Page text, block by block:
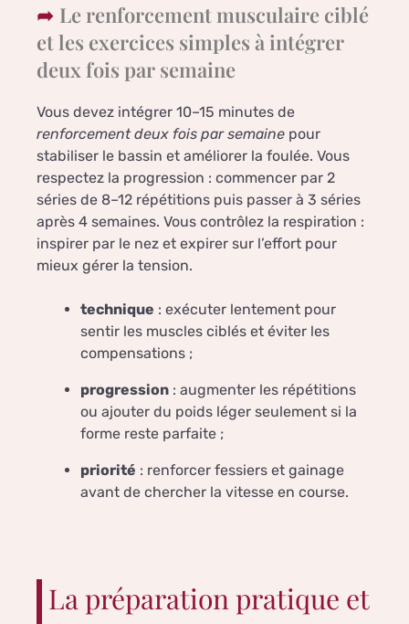
Le renforcement musculaire ciblé
et les exercices simples à intégrer
deux fois par semaine
Vous devez intégrer 10–15 minutes de
renforcement deux fois par semaine pour
stabiliser le bassin et améliorer la foulée. Vous
respectez la progression : commencer par 2
séries de 8–12 répétitions puis passer à 3 séries
après 4 semaines. Vous contrôlez la respiration :
inspirer par le nez et expirer sur l’effort pour
mieux gérer la tension.
technique : exécuter lentement pour
sentir les muscles ciblés et éviter les
compensations ;
progression : augmenter les répétitions
ou ajouter du poids léger seulement si la
forme reste parfaite ;
priorité : renforcer fessiers et gainage
avant de chercher la vitesse en course.
La préparation pratique et